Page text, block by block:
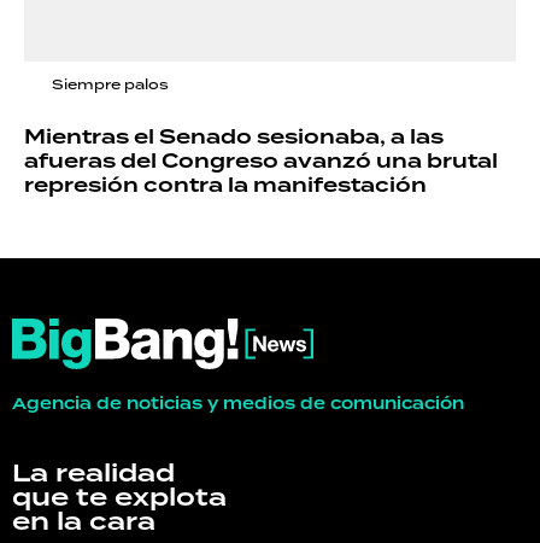
Siempre palos
Mientras el Senado sesionaba, a las
afueras del Congreso avanzó una brutal
represión contra la manifestación
Agencia de noticias y medios de comunicación
La realidad
que te explota
en la cara